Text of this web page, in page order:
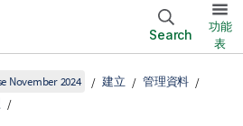
Search
功能
表
November 2024 建立
管理資料